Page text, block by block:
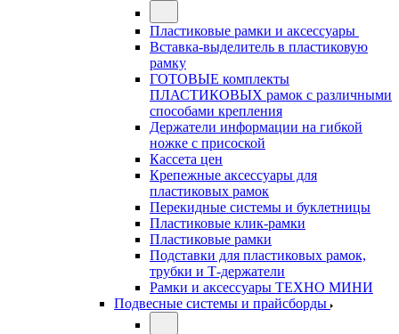
Пластиковые рамки и аксессуары
Вставка-выделитель в пластиковую
рамку
ГОТОВЫЕ комплекты
ПЛАСТИКОВЫХ рамок с различными
способами крепления
Держатели информации на гибкой
ножке с присоской
Кассета цен
Крепежные аксессуары для
пластиковых рамок
Перекидные системы и буклетницы
Пластиковые клик-рамки
Пластиковые рамки
Подставки для пластиковых рамок,
трубки и Т-держатели
Рамки и аксессуары ТЕХНО МИНИ
Подвесные системы и прайсборды